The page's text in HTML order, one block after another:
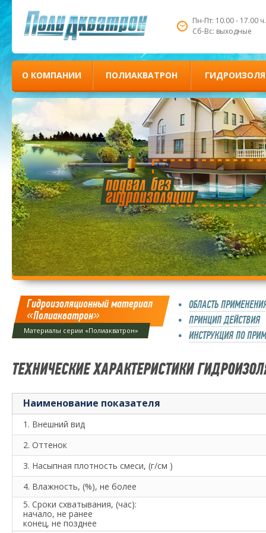
Пн-Пт: 10.00 - 17.00 ч.
Сб-Вс: выходные
О КОМПАНИИ ПОЛИАКВАТРОН
Гидроизоляционный материал
«Полиакватрон»
Материалы серии «Полиакватрон»
ОБЛАСТЬ
ПРИНЦИП ДЕЙСТВИЯ
ИНСТРУКЦИЯ ПО
ТЕХНИЧЕСКИЕ ХАРАКТЕРИСТИКИ
Наименование показателя
1. Внешний вид
2. Оттенок
3. Насыпная плотность смеси, (г/см )
4. Влажность, (%), не более
5. Сроки схватывания, (час):
начало, не ранее
конец, не позднее